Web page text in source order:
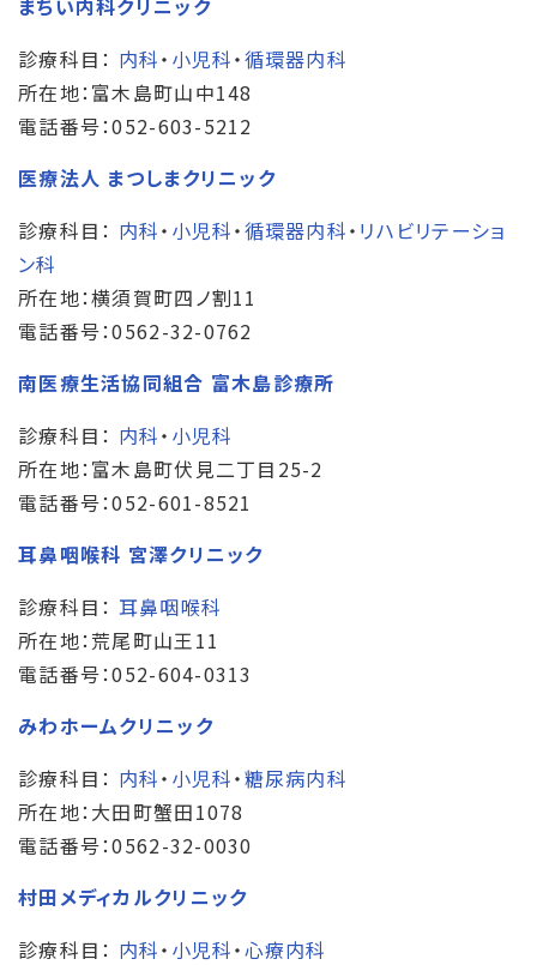
診療科目： 内科・ 小児科・循環器内科
所在地：富木島町山中148
電話番号：052-603-5212
医療法人 まつしまクリニック
診療科目： 内科・ 小児科・循環器内科・ リハビリテーショ
ン科
所在地：横須賀町四ノ割11
電話番号：0562-32-0762
南医療生活協同組合 富木島診療所
診療科目： 内科・ 小児科
所在地：富木島町伏見二丁目25-2
電話番号：052-601-8521
耳鼻咽喉科 宮澤クリニック
診療科目： 耳鼻咽喉科
所在地：荒尾町山王11
電話番号：052-604-0313
みわホームクリニック
診療科目： 内科・ 小児科・糖尿病内科
所在地：大田町蟹田1078
電話番号：0562-32-0030
村田メディカルクリニック
診療科目： 内科・ 小児科・心療内科